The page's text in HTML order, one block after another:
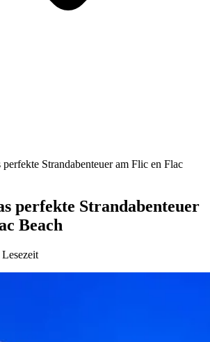
Strandabenteuer am Flic en Flac
perfekte Strandabenteuer
Beach